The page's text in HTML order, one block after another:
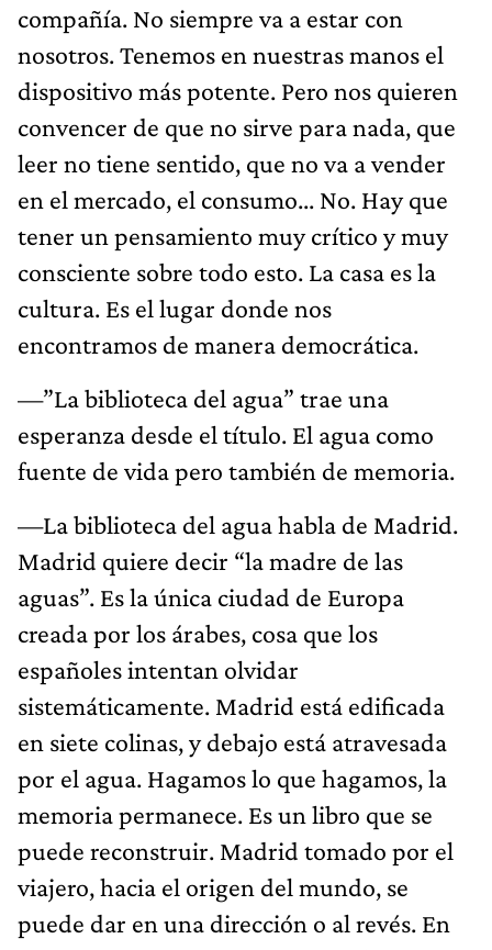
compañía. No siempre va a estar con
nosotros. Tenemos en nuestras manos el
dispositivo más potente. Pero nos quieren
convencer de que no sirve para nada, que
leer no tiene sentido, que no va a vender
en el mercado, el consumo... No. Hay que
tener un pensamiento muy crítico y muy
consciente sobre todo esto. La casa es la
cultura. Es el lugar donde nos
encontramos de manera democrática.
—”La biblioteca del agua” trae una
esperanza desde el título. El agua como
fuente de vida pero también de memoria.
—La biblioteca del agua habla de Madrid.
Madrid quiere decir “la madre de las
aguas”. Es la única ciudad de Europa
creada por los árabes, cosa que los
españoles intentan olvidar
sistemáticamente. Madrid está edificada
en siete colinas, y debajo está atravesada
por el agua. Hagamos lo que hagamos, la
memoria permanece. Es un libro que se
puede reconstruir. Madrid tomado por el
viajero, hacia el origen del mundo, se
puede dar en una dirección o al revés. En